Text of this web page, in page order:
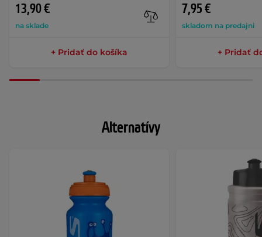
13,90 €
na sklade
+ Pridať do košíka
7,95 €
skladom na predajni
+ Pridať
Alternatívy